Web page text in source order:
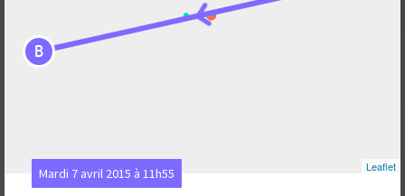
B
Leaflet
Mardi 7 avril 2015 à 11h55